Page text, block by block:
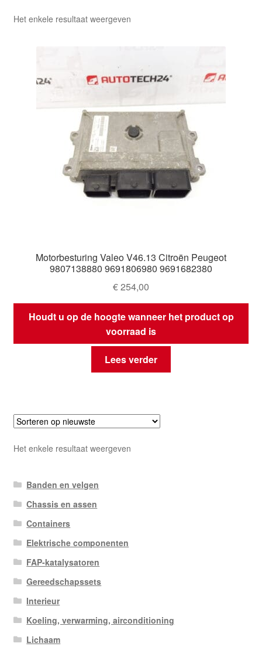
Het enkele resultaat weergeven
Motorbesturing Valeo V46.13 Citroën Peugeot
9807138880 9691806980 9691682380
€254,00
Houdt u op de hoogte wanneer het product op
voorraad is
Lees verder
Het enkele resultaat weergeven
Banden en velgen
Chassis en assen
Containers
Elektrische componenten
FAP-katalysatoren
Gereedschapssets
Interieur
Koeling, verwarming, airconditioning
Lichaam